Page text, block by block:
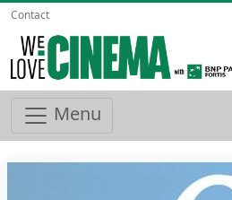
Contact
Menu